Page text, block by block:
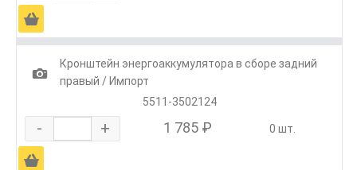
Ä
1
Кронштейн энергоаккумулятора в сборе задний
правый / Импорт
5511-3502124
- + 1 785 ₽ 0 шт.
Ä